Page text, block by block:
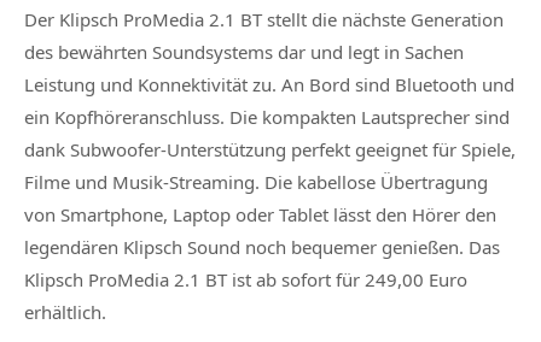
Der Klipsch ProMedia 2.1 BT stellt die nächste Generation
des bewährten Soundsystems dar und legt in Sachen
Leistung und Konnektivität zu. An Bord sind Bluetooth und
ein Kopfhöreranschluss. Die kompakten Lautsprecher sind
dank Subwoofer-Unterstützung perfekt geeignet für Spiele,
Filme und Musik-Streaming. Die kabellose Übertragung
von Smartphone, Laptop oder Tablet lässt den Hörer den
legendären Klipsch Sound noch bequemer genießen. Das
Klipsch ProMedia 2.1 BT ist ab sofort für 249,00 Euro
erhältlich.